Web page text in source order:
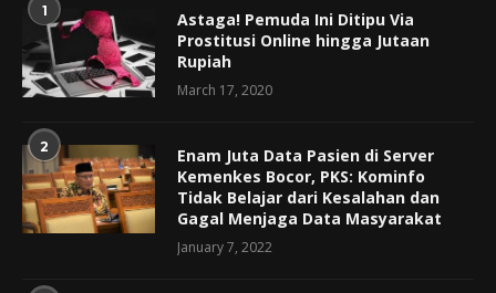
1
Astaga! Pemuda Ini Ditipu Via
Prostitusi Online hingga Jutaan
Rupiah
March 17, 2020
2
Enam Juta Data Pasien di Server
Kemenkes Bocor, PKS: Kominfo
Tidak Belajar dari Kesalahan dan
Gagal Menjaga Data Masyarakat
January 7, 2022